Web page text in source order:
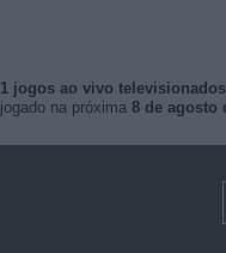
1 jogos ao vivo televisionados
na próxima 8 de agosto